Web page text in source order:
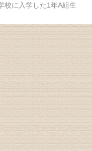
校に入学した1年A組生